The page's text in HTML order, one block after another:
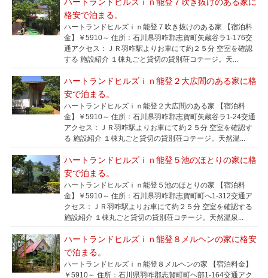
格安で泊まる。
ハートランドヒルズｉｎ能登７吹き抜けのある家 【宿泊料
金】￥5910～ 住所：石川県羽咋郡志賀町矢蔵谷ラ1-176交
通アクセス：ＪＲ羽咋駅よりお車にて約２５分 空室を確認
する 施設紹介 １棟丸ごと貸切の貸別荘コテージ。天...
ハートランドヒルズｉｎ能登２大広間のある家に格
安で泊まる。
ハートランドヒルズｉｎ能登２大広間のある家 【宿泊料
金】￥5910～ 住所：石川県羽咋郡志賀町矢蔵谷ラ1-24交通
アクセス：ＪＲ羽咋駅よりお車にて約２５分 空室を確認す
る 施設紹介 １棟丸ごと貸切の貸別荘コテージ。天然温...
ハートランドヒルズｉｎ能登５池のほとりの家に格
安で泊まる。
ハートランドヒルズｉｎ能登５池のほとりの家 【宿泊料
金】￥5910～ 住所：石川県羽咋郡志賀町町へ1-312交通ア
クセス：ＪＲ羽咋駅よりお車にて約２５分 空室を確認する
施設紹介 １棟丸ごと貸切の貸別荘コテージ。天然温泉...
ハートランドヒルズｉｎ能登８メルヘンの家に格安
で泊まる。
ハートランドヒルズｉｎ能登８メルヘンの家 【宿泊料金】
￥5910～ 住所：石川県羽咋郡志賀町町ヘ部1-164交通アク